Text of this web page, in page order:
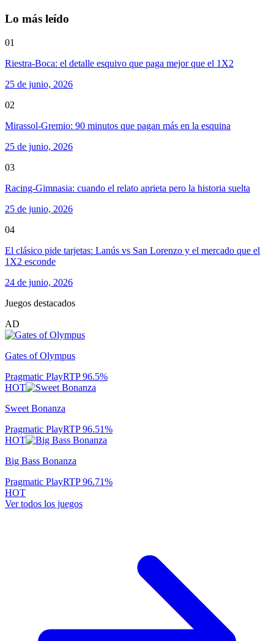
Lo más leído
01
Riestra-Boca: el detalle esquivo que paga mejor que el 1X2
25 de junio, 2026
02
Mirassol-Gremio: 90 minutos que pagan más en la esquina
25 de junio, 2026
03
Racing-Gimnasia: cuando el relato aprieta pero la historia suelta
25 de junio, 2026
04
El clásico pide tarjetas: Lanús vs San Lorenzo y el mercado que el
1X2 esconde
24 de junio, 2026
Juegos destacados
AD
Gates of Olympus
Pragmatic PlayRTP96.5%
HOT
Sweet Bonanza
Pragmatic PlayRTP96.51%
HOT
Big Bass Bonanza
Pragmatic PlayRTP96.71%
HOT
Ver todos los juegos